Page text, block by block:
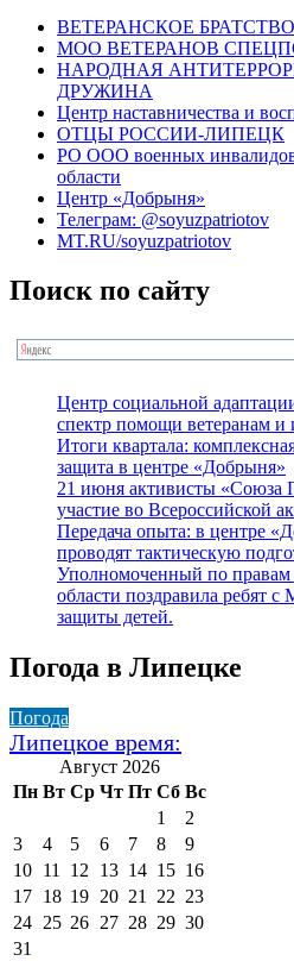
ВЕТЕРАНСКОЕ БРАТСТВО
МОО ВЕТЕРАНОВ
НАРОДНАЯ
ДРУЖИНА
Центр наставничества и
ОТЦЫ РОССИИ-ЛИПЕЦК
РО ООО военных
области
Центр «Добрыня»
Телеграм: @soyuzpatriotov
MT.RU/soyuzpatriotov
Поиск по сайту
Центр социальной
спектр помощи ветеранам и
Итоги квартала:
защита в центре «Добрыня»
21 июня активисты «Союза
участие во Всероссийской
Передача опыта: в центре
проводят тактическую
Уполномоченный по правам
области поздравила ребят
защиты детей.
Погода в Липецке
Погода
Липецкое время:
Август 2026
Пн Вт Ср Чт Пт Сб Вс
1
2
3
4 5 6 7 8
9
10 11 12 13 14 15 16
17 18 19 20 21 22 23
24 25 26 27 28 29 30
31